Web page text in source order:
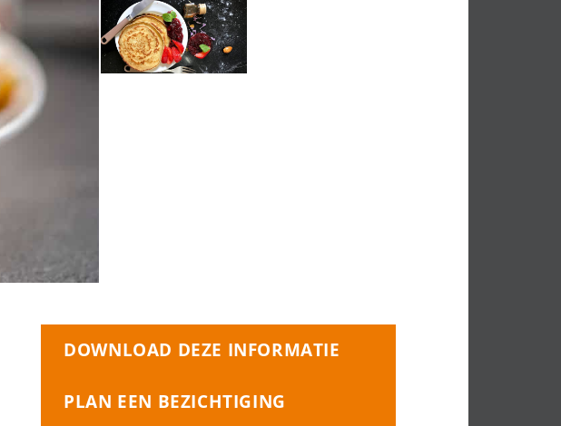
DOWNLOAD DEZE INFORMATIE
PLAN EEN BEZICHTIGING